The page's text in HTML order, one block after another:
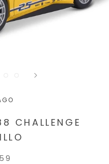
CHALLENGE